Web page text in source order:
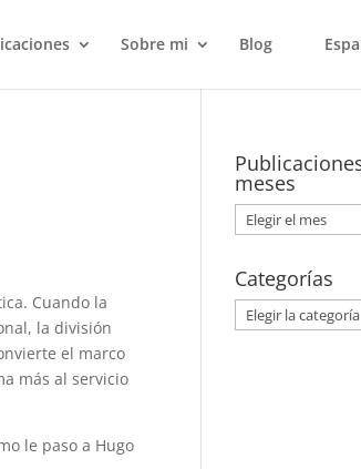
Sobre mi Blog
Cuando la
la división
el marco
más al servicio
le paso a Hugo
meses
Publicaciones
por
meses
Categorías
Categorías